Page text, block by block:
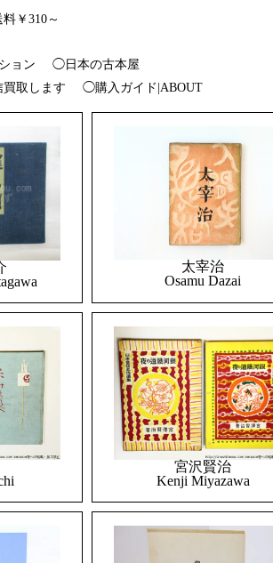
￥310～
ョン
◯日本の古本屋
取します
◯購入ガイド|ABOUT
太宰治
Osamu Dazai
宮沢賢治
Kenji Miyazawa